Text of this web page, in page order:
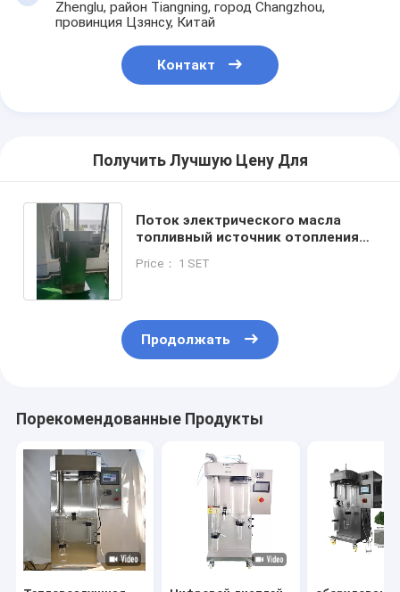
Zhenglu, район Tiangning, город Changzhou,
провинция Цзянсу, Китай
Контакт
Получить Лучшую Цену Для
Поток электрического масла
топливный источник отопления
на заказ CE / ISO
Price： 1 SET
Продолжать
Порекомендованные Продукты